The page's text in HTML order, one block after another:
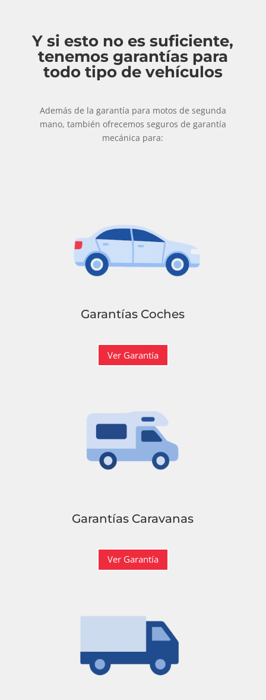
Y si esto no es suficiente,
tenemos garantías para
todo tipo de vehículos
Además de la garantía para motos de segunda
mano, también ofrecemos seguros de garantía
mecánica para:
Garantías Coches
Ver Garantía
Garantías Caravanas
Ver Garantía